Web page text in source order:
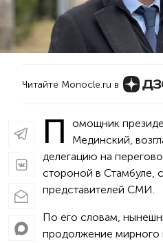
Читайте Monocle.ru в
П
омощник
Мединский,
делегацию на
стороной в Стамбуле,
представителей СМИ.
По его словам,
продолжение мирного